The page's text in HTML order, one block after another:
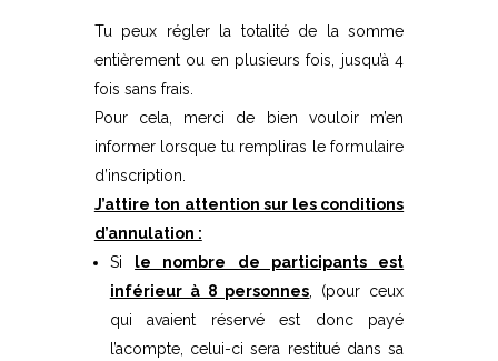
Tu peux régler la totalité de la somme
entièrement ou en plusieurs fois, jusqu’à 4
fois sans frais.
Pour cela, merci de bien vouloir m’en
informer lorsque tu rempliras le formulaire
d’inscription.
J’attire ton attention sur les conditions
d’annulation :
Si le nombre de participants est
inférieur à 8 personnes , (pour ceux
qui avaient réservé est donc payé
l’acompte, celui-ci sera restitué dans sa